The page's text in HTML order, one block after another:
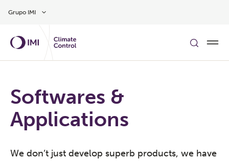
Grupo IMI
Softwares &
Applications
We don’t just develop superb products, we have